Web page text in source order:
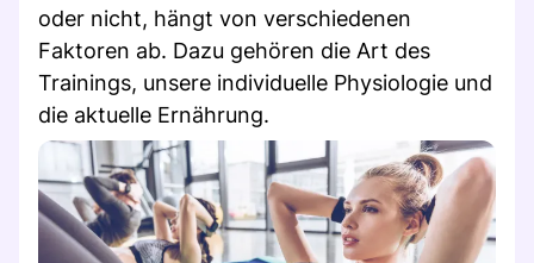
oder nicht, hängt von verschiedenen
Faktoren ab. Dazu gehören die Art des
Trainings, unsere individuelle Physiologie und
die aktuelle Ernährung.